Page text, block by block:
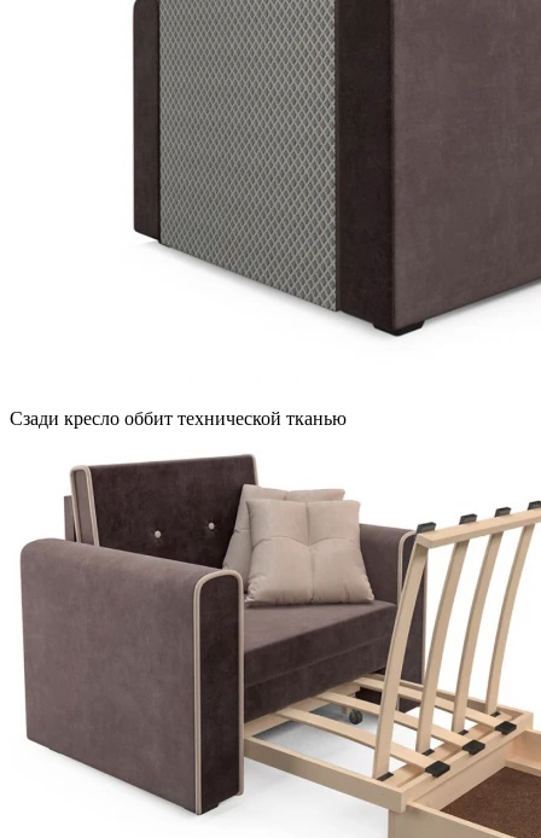
Сзади кресло оббит технической тканью